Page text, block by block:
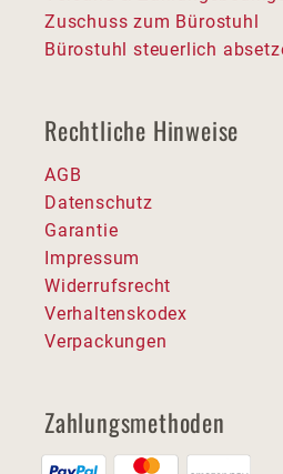
Zuschuss zum Bürostuhl
Bürostuhl steuerlich
Rechtliche Hinweise
AGB
Datenschutz
Garantie
Impressum
Widerrufsrecht
Verhaltenskodex
Verpackungen
Zahlungsmethoden